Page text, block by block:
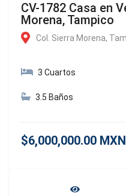
CV-1782 Casa en
Morena, Tampico
Col. Sierra Morena,
3 Cuartos
3.5 Baños
$6,000,000.00 MXN